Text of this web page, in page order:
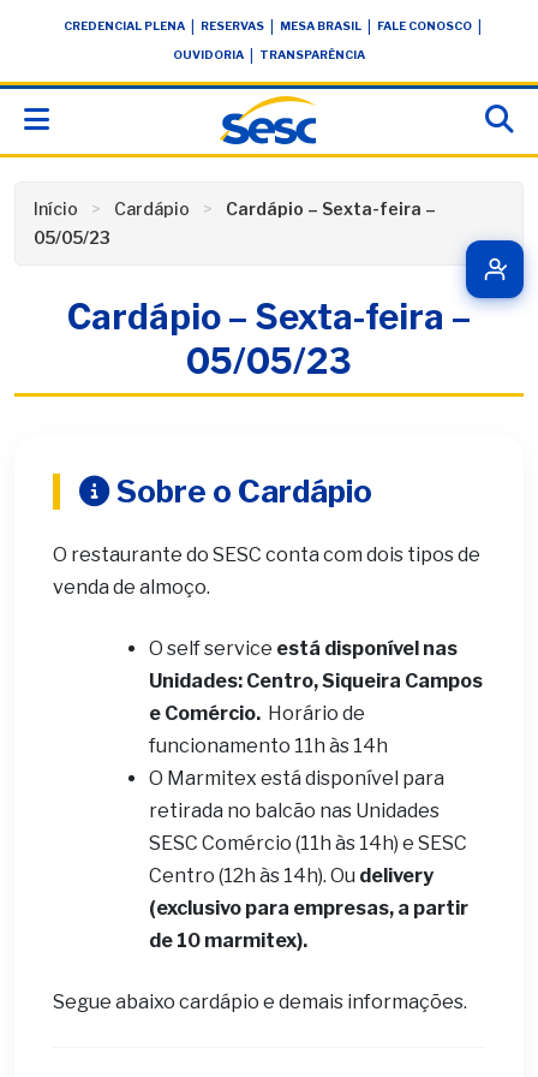
conteúdoCREDENCIAL PLENA RESERVAS MESA BRASIL FALE CONOSCO
OUVIDORIA TRANSPARÊNCIA
Início Cardápio
Cardápio – Sexta-feira –
05/05/23
Cardápio – Sexta-feira –
05/05/23
Sobre o Cardápio
O restaurante do SESC conta com dois tipos de
venda de almoço.
O self service está disponível nas
Unidades: Centro, Siqueira Campos
e Comércio. Horário de
funcionamento 11h às 14h
O Marmitex está disponível para
retirada no balcão nas Unidades
SESC Comércio (11h às 14h) e SESC
Centro (12h às 14h). Ou delivery
(exclusivo para empresas, a partir
de 10 marmitex).
Segue abaixo cardápio e demais informações.